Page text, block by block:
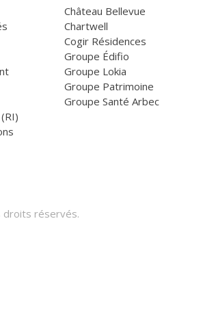
Château Bellevue
Chartwell
Cogir Résidences
Groupe Édifio
Groupe Lokia
Groupe Patrimoine
Groupe Santé Arbec
droits réservés.